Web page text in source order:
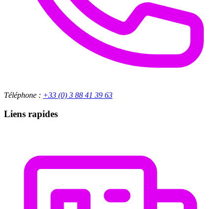
Téléphone : +33 (0) 3 88 41 39 63
Liens rapides